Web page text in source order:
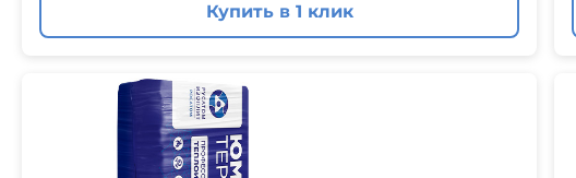
Купить в 1 клик